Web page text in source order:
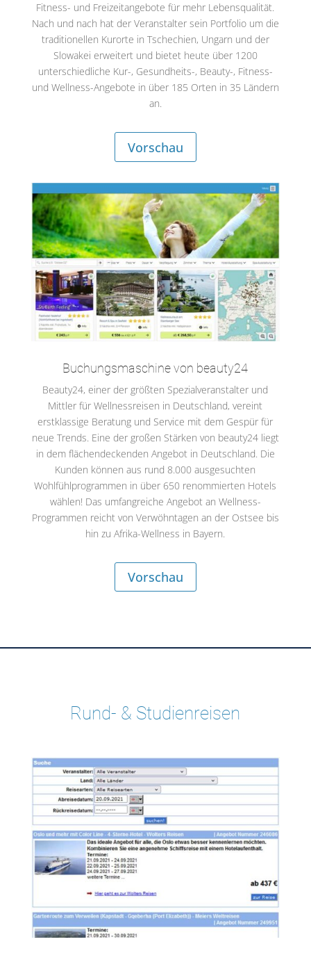
Fitness- und Freizeitangebote für mehr Lebensqualität.
Nach und nach hat der Veranstalter sein Portfolio um die
traditionellen Kurorte in Tschechien, Ungarn und der
Slowakei erweitert und bietet heute über 1200
unterschiedliche Kur-, Gesundheits-, Beauty-, Fitness-
und Wellness-Angebote in über 185 Orten in 35 Ländern
an.
Vorschau
Buchungsmaschine von beauty24
Beauty24, einer der größten Spezialveranstalter und
Mittler für Wellnessreisen in Deutschland, vereint
erstklassige Beratung und Service mit dem Gespür für
neue Trends. Eine der großen Stärken von beauty24 liegt
in dem flächendeckenden Angebot in Deutschland. Die
Kunden können aus rund 8.000 ausgesuchten
Wohlfühlprogrammen in über 650 renommierten Hotels
wählen! Das umfangreiche Angebot an Wellness-
Programmen reicht von Verwöhntagen an der Ostsee bis
hin zu Afrika-Wellness in Bayern.
Vorschau
Rund- & Studienreisen